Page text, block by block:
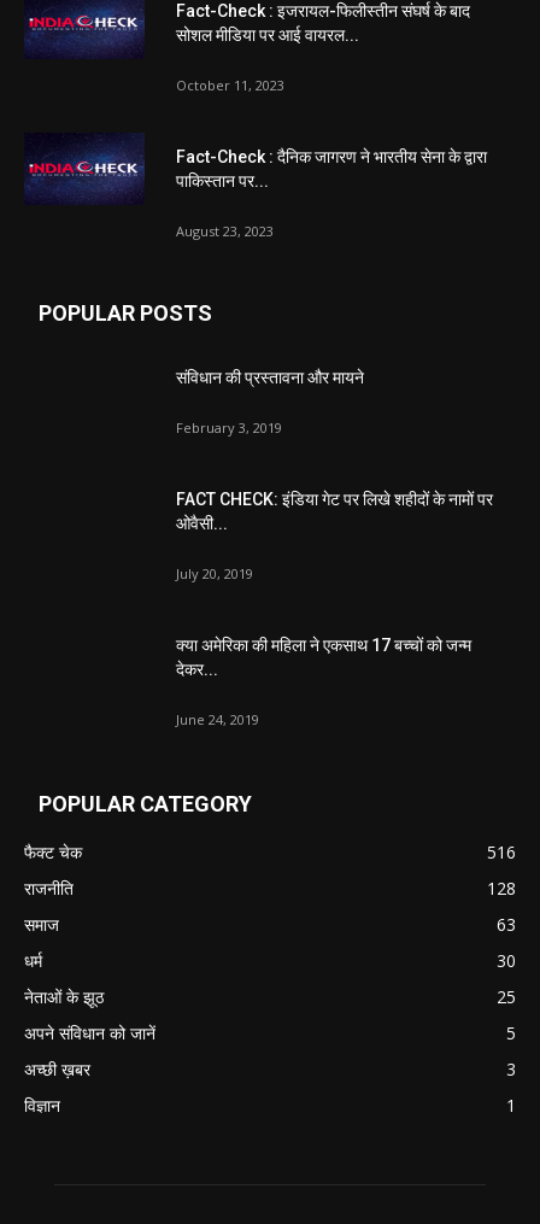
Fact-Check : इजरायल-फिलीस्तीन संघर्ष के बाद
सोशल मीडिया पर आई वायरल...
October 11, 2023
Fact-Check : दैनिक जागरण ने भारतीय सेना के द्वारा
पाकिस्तान पर...
August 23, 2023
POPULAR POSTS
संविधान की प्रस्तावना और मायने
February 3, 2019
FACT CHECK: इंडिया गेट पर लिखे शहीदों के नामों पर
ओवैसी...
July 20, 2019
क्या अमेरिका की महिला ने एकसाथ 17 बच्चों को जन्म
देकर...
June 24, 2019
POPULAR CATEGORY
फैक्ट चेक
516
राजनीति
128
समाज
63
धर्म
30
नेताओं के झूठ
25
अपने संविधान को जानें
5
अच्छी ख़बर
3
विज्ञान
1